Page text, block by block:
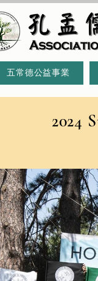
五常德公益事業
2024